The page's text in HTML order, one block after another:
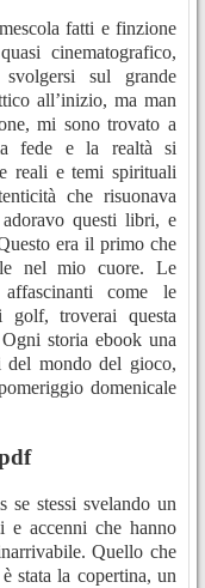
fatti e finzione
cinematografico,
sul grande
all’inizio, ma man
mi sono trovato a
fede e la realtà si
reali e temi spirituali
che risuonava
questi libri, e
era il primo che
nel mio cuore. Le
come le
golf, troverai questa
storia ebook una
del mondo del gioco,
domenicale
se stessi svelando un
e accenni che hanno
Quello che
stata la copertina, un